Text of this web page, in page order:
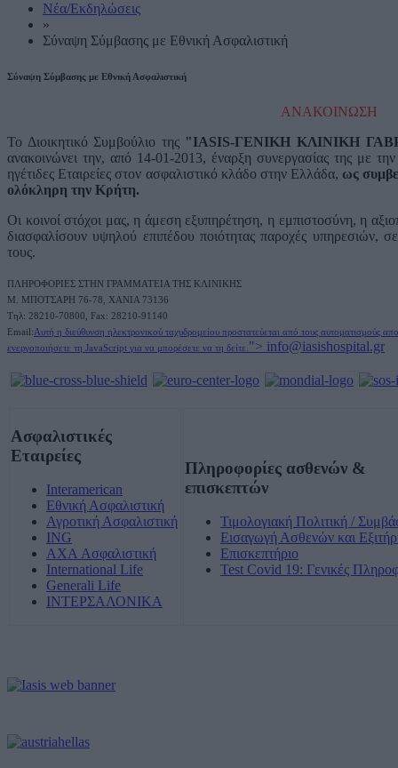
Νέα/Εκδηλώσεις
»
Σύναψη Σύμβασης με Εθνική Ασφαλιστική
Σύναψη Σύμβασης με Εθνική Ασφαλιστική
ΑΝΑΚΟΙΝΩΣΗ
Το Διοικητικό Συμβούλιο της "IASIS-ΓΕΝΙΚΗ ΚΛΙΝΙΚΗ
ανακοινώνει την, από 14-01-2013, έναρξη συνεργασίας της με
ηγέτιδες Εταιρείες στον ασφαλιστικό κλάδο στην Ελλάδα, ως
ολόκληρη την Κρήτη.
Οι κοινοί στόχοι μας, η άμεση εξυπηρέτηση, η εμπιστοσύνη, η
διασφαλίσουν υψηλού επιπέδου ποιότητας παροχές υπηρεσιών,
τους.
ΠΛΗΡΟΦΟΡΙΕΣ ΣΤΗΝ ΓΡΑΜΜΑΤΕΙΑ ΤΗΣ ΚΛΙΝΙΚΗΣ
M. ΜΠΟΤΣΑΡΗ 76-78, ΧΑΝΙΑ 73136
Τηλ: 28210-70800, Fax: 28210-91140
Email:Αυτή η διεύθυνση ηλεκτρονικού ταχυδρομείου προστατεύεται από τους αυτοματισμούς
ενεργοποιήσετε τη JavaScript για να μπορέσετε να τη δείτε. "> info@iasishospital.gr
Ασφαλιστικές
Εταιρείες
Interamerican
Εθνική Ασφαλιστική
Αγροτική Ασφαλιστική
ING
AXA Ασφαλιστική
International Life
Generali Life
ΙΝΤΕΡΣΑΛΟΝΙΚΑ
Πληροφορίες ασθενών &
επισκεπτών
Τιμολογιακή Πολιτική /
Εισαγωγή Ασθενών και
Επισκεπτήριο
Test Covid 19: Γενικές